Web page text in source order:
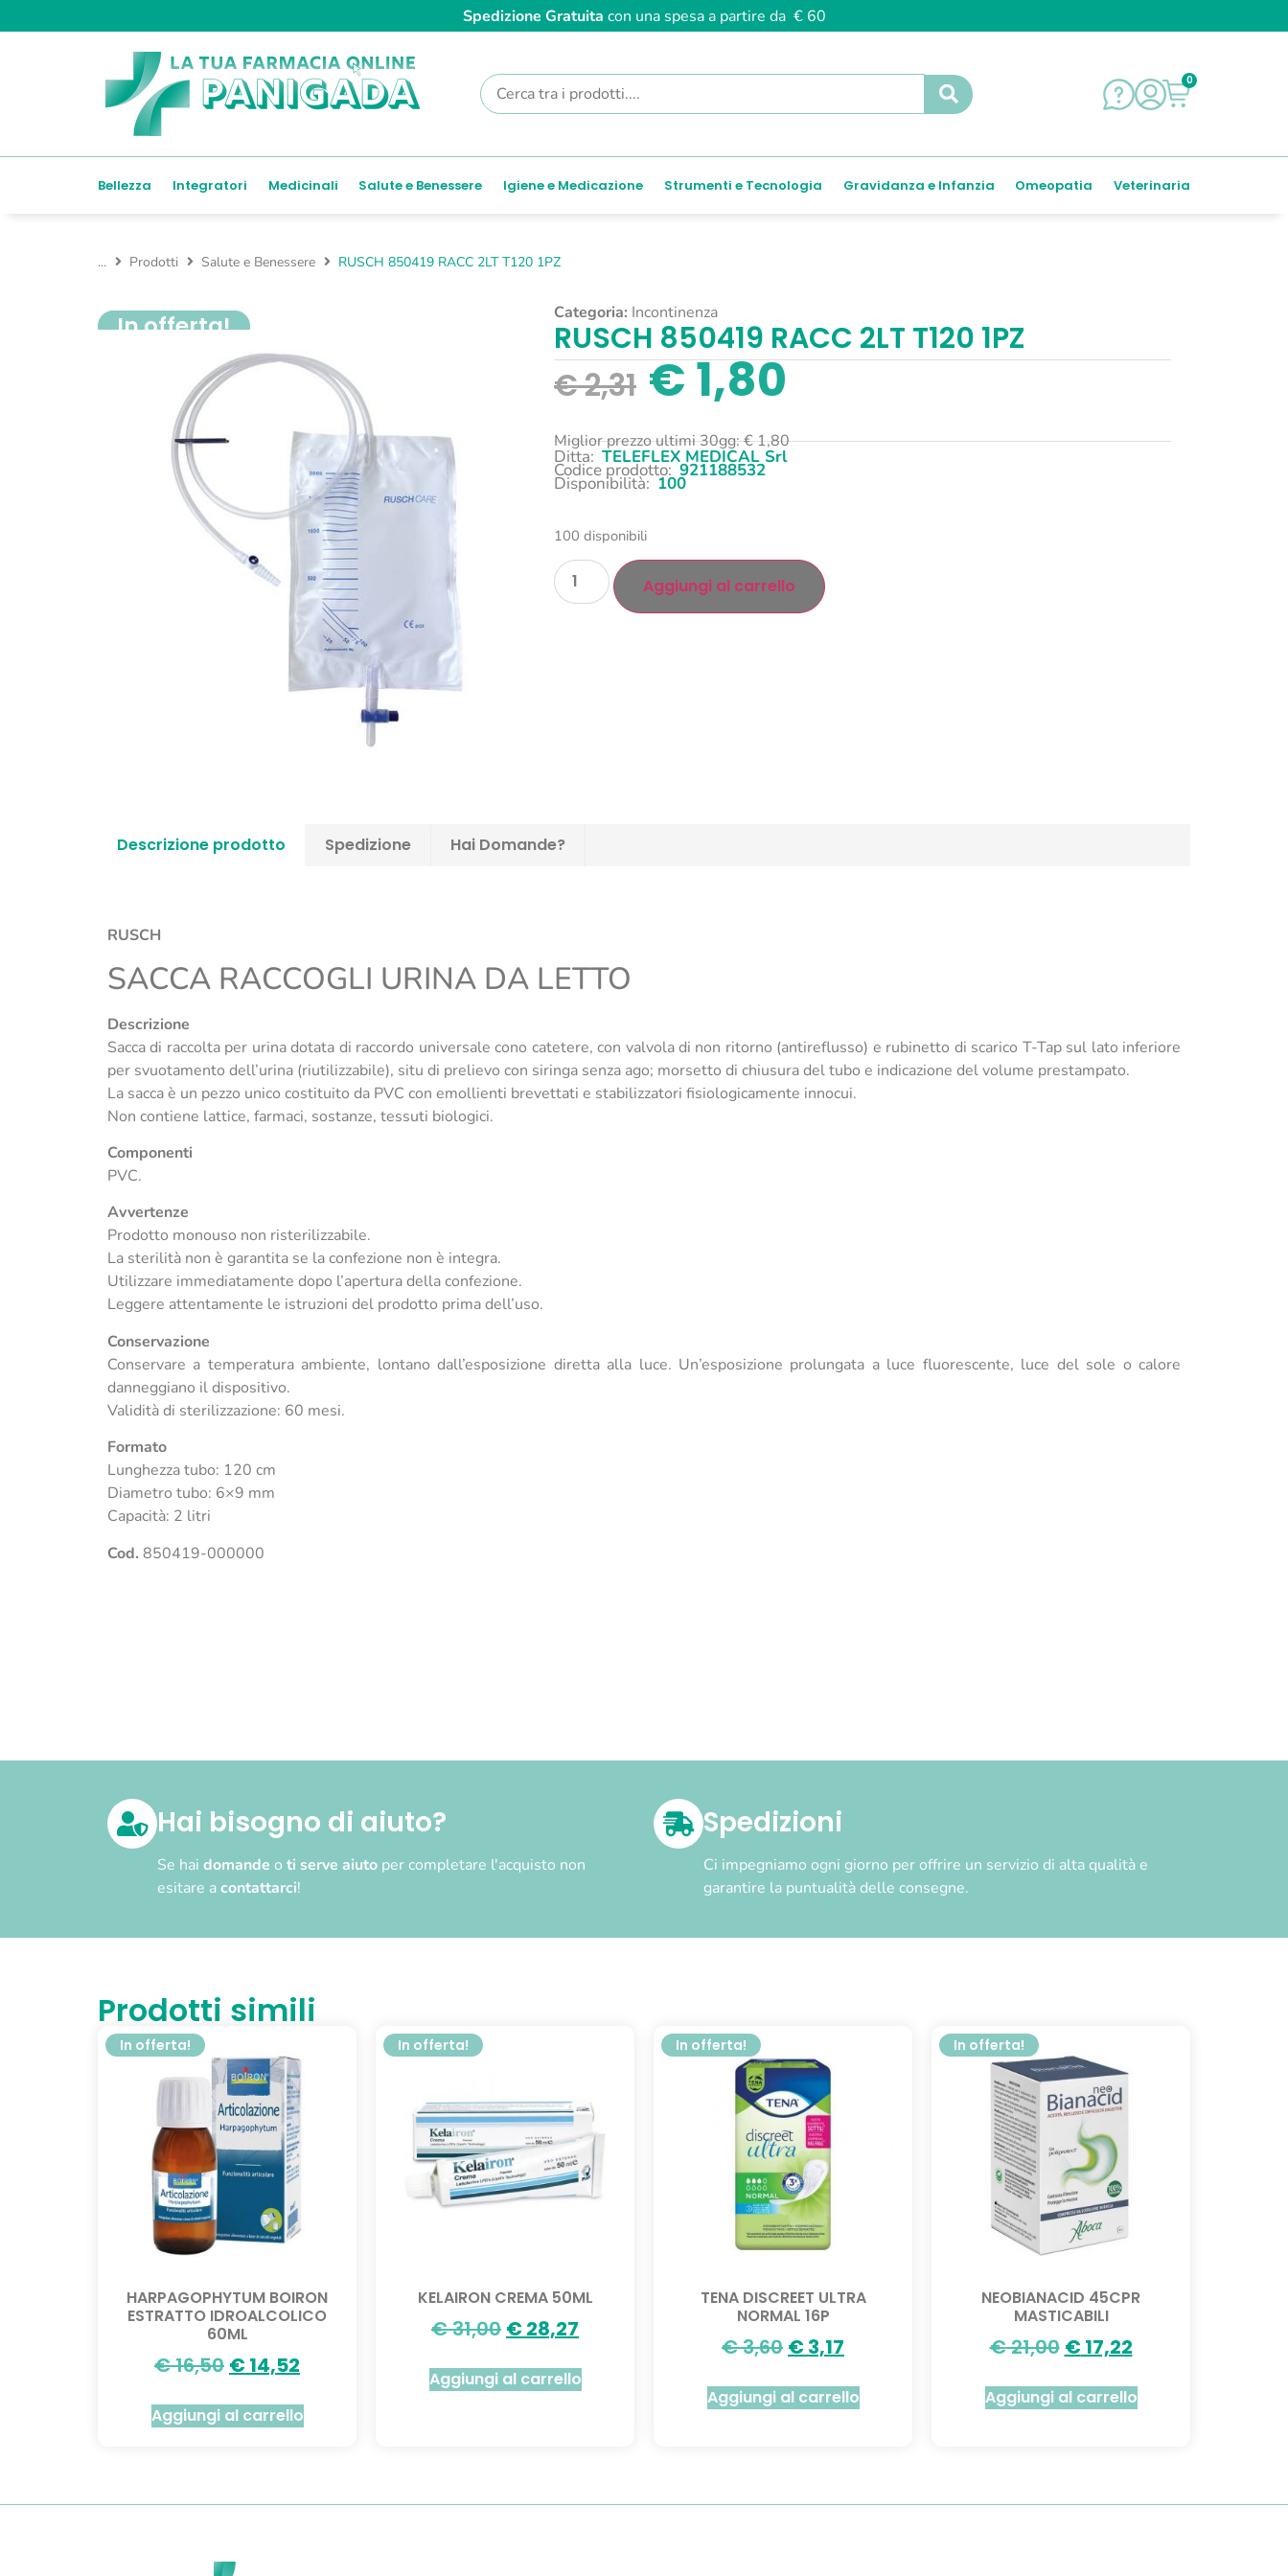
Spedizione Gratuita con una spesa a partire da € 60
0
Bellezza Integratori Medicinali Salute e Benessere Igiene e Medicazione Strumenti e Tecnologia Gravidanza e Infanzia Omeopatia Veterinaria
... Prodotti Salute e Benessere RUSCH 850419 RACC 2LT T120 1PZ
In offerta! Categoria: Incontinenza
RUSCH 850419 RACC 2LT T120 1PZ
€2,31 €1,80
Miglior prezzo ultimi 30gg:€1,80
Ditta: TELEFLEX MEDICAL Srl
Codice prodotto: 921188532
Disponibilità: 100
100 disponibili
Aggiungi al carrello
Descrizione prodotto Spedizione Hai Domande?
RUSCH
SACCA RACCOGLI URINA DA LETTO
Descrizione
Sacca di raccolta per urina dotata di raccordo universale cono catetere, con valvola di non ritorno (antireflusso) e rubinetto di scarico T-Tap sul lato inferiore
per svuotamento dell’urina (riutilizzabile), situ di prelievo con siringa senza ago; morsetto di chiusura del tubo e indicazione del volume prestampato.
La sacca è un pezzo unico costituito da PVC con emollienti brevettati e stabilizzatori fisiologicamente innocui.
Non contiene lattice, farmaci, sostanze, tessuti biologici.
Componenti
PVC.
Avvertenze
Prodotto monouso non risterilizzabile.
La sterilità non è garantita se la confezione non è integra.
Utilizzare immediatamente dopo l’apertura della confezione.
Leggere attentamente le istruzioni del prodotto prima dell’uso.
Conservazione
Conservare a temperatura ambiente, lontano dall’esposizione diretta alla luce. Un’esposizione prolungata a luce fluorescente, luce del sole o calore
danneggiano il dispositivo.
Validità di sterilizzazione: 60 mesi.
Formato
Lunghezza tubo: 120 cm
Diametro tubo: 6×9 mm
Capacità: 2 litri
Cod. 850419-000000
Hai bisogno di aiuto?
Se hai domande o ti serve aiuto per completare l'acquisto non
esitare acontattarci!
Spedizioni
Ci impegniamo ogni giorno per offrire un servizio di alta qualità e
garantire la puntualità delle consegne.
Prodotti simili
In offerta!
HARPAGOPHYTUM BOIRON
ESTRATTO IDROALCOLICO
60ML
€16,50 €14,52
Aggiungi al carrello
In offerta!
KELAIRON CREMA 50ML
€31,00 €28,27
Aggiungi al carrello
In offerta!
TENA DISCREET ULTRA
NORMAL 16P
€3,60 €3,17
Aggiungi al carrello
In offerta!
NEOBIANACID 45CPR
MASTICABILI
€21,00 €17,22
Aggiungi al carrello